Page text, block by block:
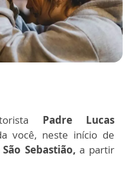
Padre Lucas
você, neste início de
Sebastião,a partir